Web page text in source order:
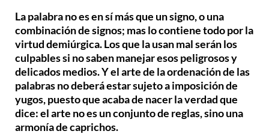
La palabra no es en sí más que un signo, o una
combinación de signos; mas lo contiene todo por la
virtud demiúrgica. Los que la usan mal serán los
culpables si no saben manejar esos peligrosos y
delicados medios. Y el arte de la ordenación de las
palabras no deberá estar sujeto a imposición de
yugos, puesto que acaba de nacer la verdad que
dice: el arte no es un conjunto de reglas, sino una
armonía de caprichos.